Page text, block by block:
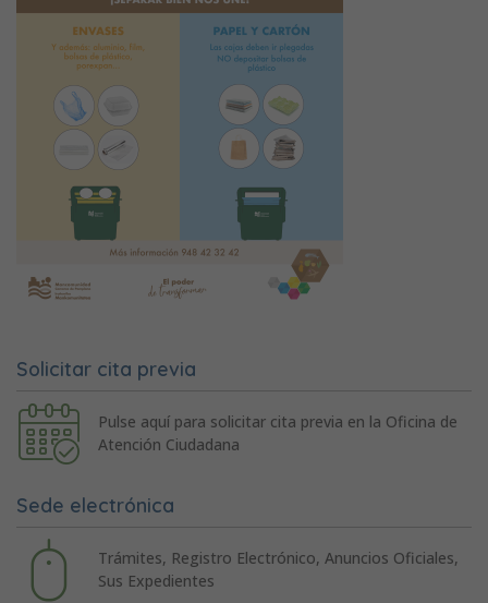
Solicitar cita previa
Pulse aquí para solicitar cita previa en la Oficina de
Atención Ciudadana
Sede electrónica
Trámites, Registro Electrónico, Anuncios Oficiales,
Sus Expedientes